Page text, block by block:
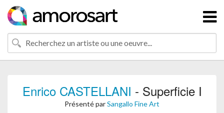
Enrico CASTELLANI - Superficie I
Présenté parSangallo Fine Art